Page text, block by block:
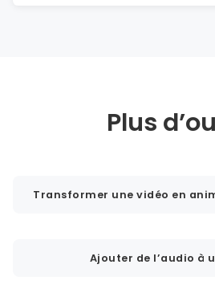
Plus
Transformer une vidéo en
Ajouter de l’audio à